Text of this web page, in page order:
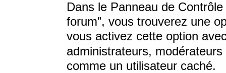
Dans le Panneau de
forum”, vous trouverez une
vous activez cette option
administrateurs,
comme un utilisateur caché.